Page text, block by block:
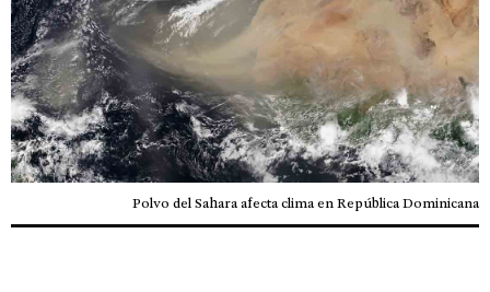
Polvo del Sahara afecta clima en República Dominicana